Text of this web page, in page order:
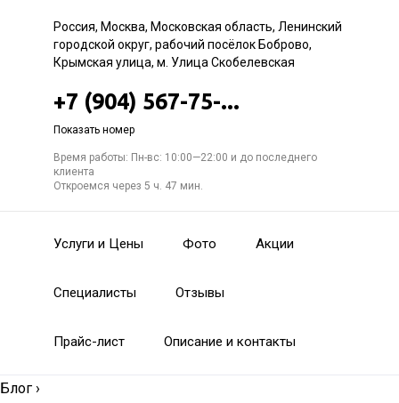
Россия, Москва, Московская область, Ленинский
городской округ, рабочий посёлок Боброво,
Крымская улица, м. Улица Скобелевская
+7 (904) 567-75-...
Показать номер
Время работы: Пн-вс: 10:00—22:00 и до последнего
клиента
Откроемся через 5 ч. 47 мин.
Услуги и Цены Фото Акции
Специалисты Отзывы
Прайс-лист Описание и контакты
Блог ›